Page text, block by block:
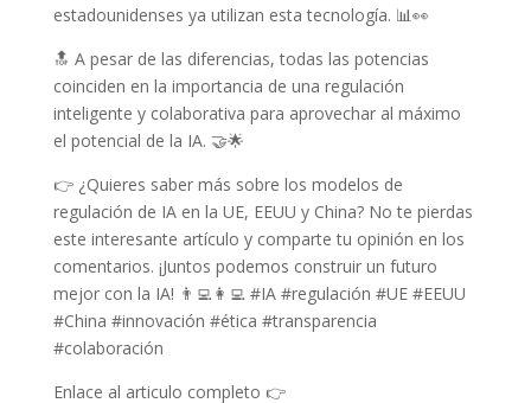
estadounidenses ya utilizan esta tecnología. 📊👀
🔝 A pesar de las diferencias, todas las potencias
coinciden en la importancia de una regulación
inteligente y colaborativa para aprovechar al máximo
el potencial de la IA. 🤝🌟
👉 ¿Quieres saber más sobre los modelos de
regulación de IA en la UE, EEUU y China? No te pierdas
este interesante artículo y comparte tu opinión en los
comentarios. ¡Juntos podemos construir un futuro
mejor con la IA! 👨‍💻👩‍💻 #IA #regulación #UE #EEUU
#China #innovación #ética #transparencia
#colaboración
Enlace al articulo completo 👉